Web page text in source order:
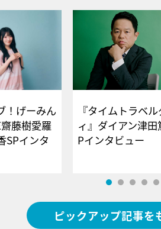
！げーみん
藤樹愛羅
SPインタ
『タイムトラベ
ィ』ダイアン津田
Pインタビ
ピックアップ記事を